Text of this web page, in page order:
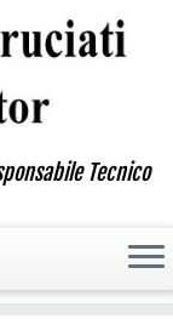
Tecnico